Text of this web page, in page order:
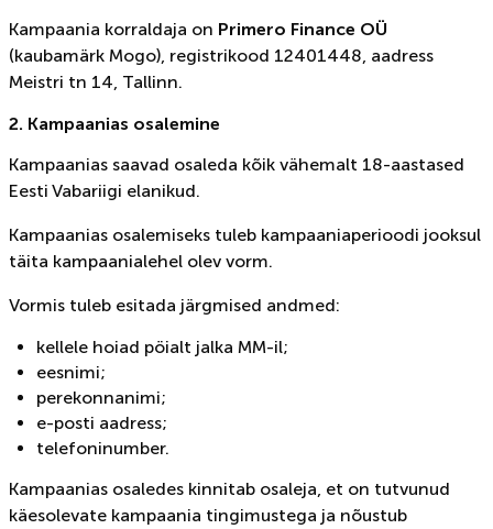
Kampaania korraldaja on Primero Finance OÜ
(kaubamärk Mogo), registrikood 12401448, aadress
Meistri tn 14, Tallinn.
2. Kampaanias osalemine
Kampaanias saavad osaleda kõik vähemalt 18-aastased
Eesti Vabariigi elanikud.
Kampaanias osalemiseks tuleb kampaaniaperioodi jooksul
täita kampaanialehel olev vorm.
Vormis tuleb esitada järgmised andmed:
kellele hoiad pöialt jalka MM-il;
eesnimi;
perekonnanimi;
e-posti aadress;
telefoninumber.
Kampaanias osaledes kinnitab osaleja, et on tutvunud
käesolevate kampaania tingimustega ja nõustub